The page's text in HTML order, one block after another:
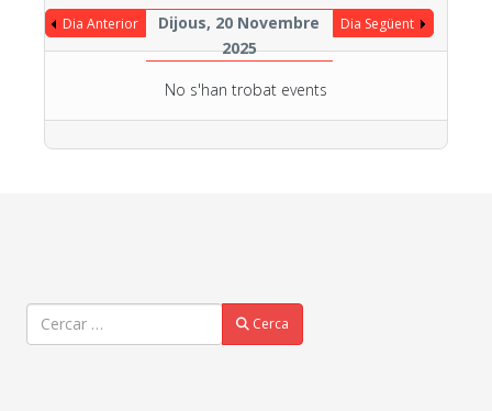
Dia Anterior
Dijous, 20 Novembre
2025
Dia Següent
No s'han trobat events
Cercar Cerca